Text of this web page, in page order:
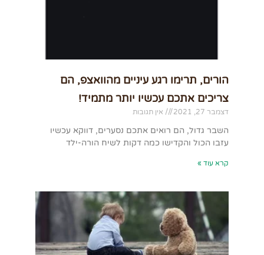
הורים, תרימו רגע עיניים מהוואצפ, הם
צריכים אתכם עכשיו יותר מתמיד!
דצמבר 27, 2021 אין תגובות
השבר גדול, הם רואים אתכם נסערים, דווקא עכשיו
עזבו הכול והקדישו כמה דקות לשיח הורה-ילד
קרא עוד »